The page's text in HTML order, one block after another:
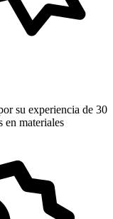
su experiencia de 30
en materiales